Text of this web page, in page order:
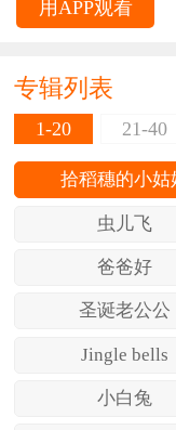
用APP观看
专辑列表
1-20 21-40
81-100
161-180
拾稻穗的小姑
虫儿飞
爸爸好
圣诞老公公
Jingle bells
小白兔